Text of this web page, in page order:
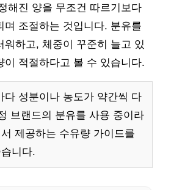
해진 양을 무조건 따르기보다
며 조절하는 것입니다. 분유를
워하고, 체중이 꾸준히 늘고 있
이 적절하다고 볼 수 있습니다.
다 성분이나 농도가 약간씩 다
브랜드의 분유를 사용 중이라
제공하는 수유량 가이드를
니다.